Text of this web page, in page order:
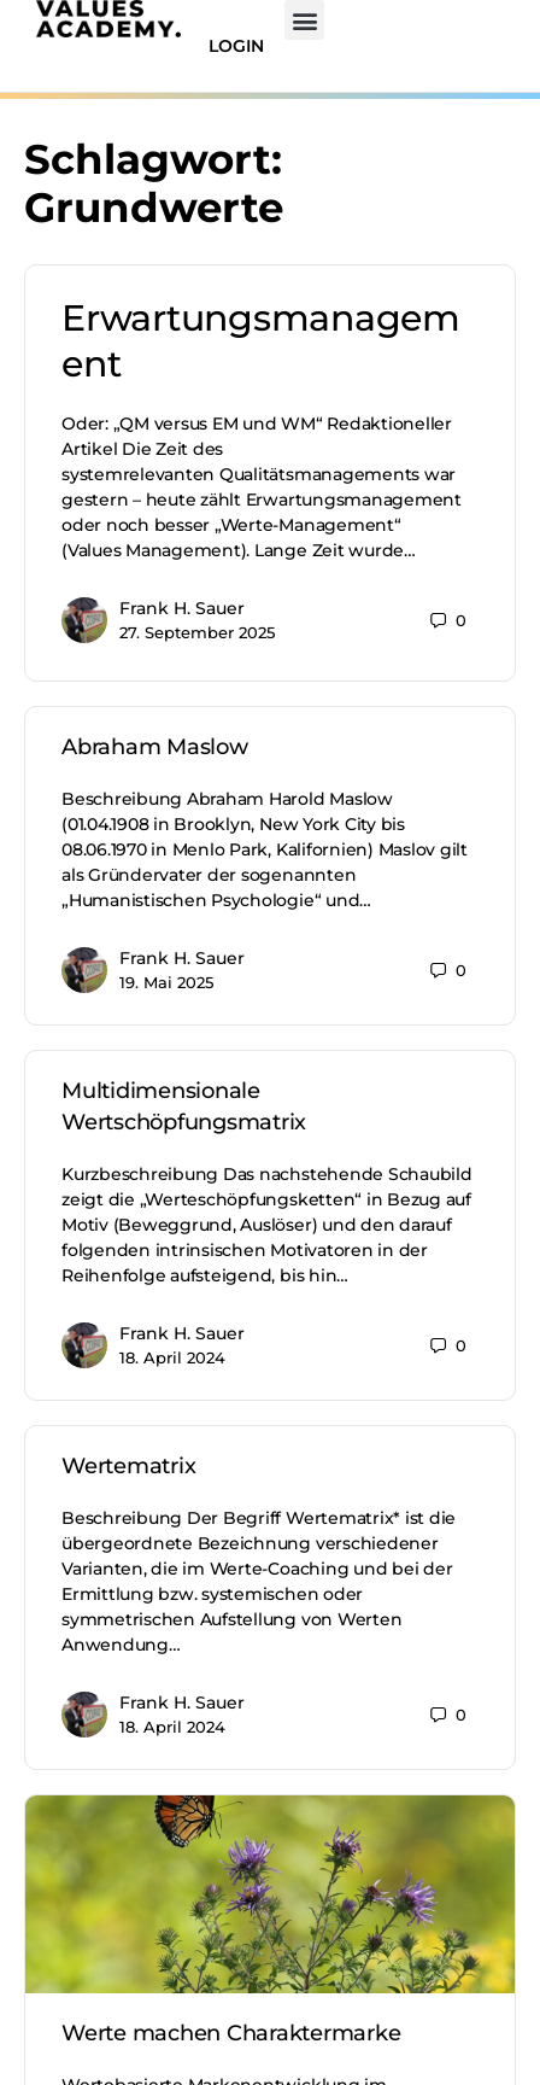
LOGIN
Schlagwort:
Grundwerte
Erwartungsmanagem
ent
Oder: „QM versus EM und WM“ Redaktioneller
Artikel Die Zeit des
systemrelevanten Qualitätsmanagements war
gestern – heute zählt Erwartungsmanagement
oder noch besser „Werte-Management“
(Values Management). Lange Zeit wurde…
Frank H. Sauer
27. September 2025
0
Abraham Maslow
Beschreibung Abraham Harold Maslow
(01.04.1908 in Brooklyn, New York City bis
08.06.1970 in Menlo Park, Kalifornien) Maslov gilt
als Gründervater der sogenannten
„Humanistischen Psychologie“ und…
Frank H. Sauer
19. Mai 2025
0
Multidimensionale
Wertschöpfungsmatrix
Kurzbeschreibung Das nachstehende Schaubild
zeigt die „Werteschöpfungsketten“ in Bezug auf
Motiv (Beweggrund, Auslöser) und den darauf
folgenden intrinsischen Motivatoren in der
Reihenfolge aufsteigend, bis hin…
Frank H. Sauer
18. April 2024
0
Wertematrix
Beschreibung Der Begriff Wertematrix* ist die
übergeordnete Bezeichnung verschiedener
Varianten, die im Werte-Coaching und bei der
Ermittlung bzw. systemischen oder
symmetrischen Aufstellung von Werten
Anwendung…
Frank H. Sauer
18. April 2024
0
Werte machen Charaktermarke